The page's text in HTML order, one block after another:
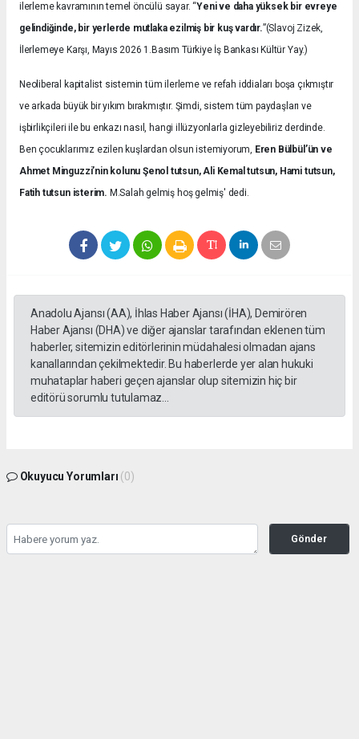
ilerleme kavramının temel öncülü sayar. “Yeni ve daha yüksek bir evreye
gelindiğinde, bir yerlerde mutlaka ezilmiş bir kuş vardır.”(Slavoj Zizek,
İlerlemeye Karşı, Mayıs 2026 1.Basım Türkiye İş Bankası Kültür Yay.)
Neoliberal kapitalist sistemin tüm ilerleme ve refah iddiaları boşa çıkmıştır
ve arkada büyük bir yıkım bırakmıştır. Şimdi, sistem tüm paydaşları ve
işbirlikçileri ile bu enkazı nasıl, hangi illüzyonlarla gizleyebiliriz derdinde.
Ben çocuklarımız ezilen kuşlardan olsun istemiyorum, Eren Bülbül’ün ve
Ahmet Minguzzi’nin kolunu Şenol tutsun, Ali Kemal tutsun, Hami tutsun,
Fatih tutsun isterim. M.Salah gelmiş hoş gelmiş' dedi.
Anadolu Ajansı (AA), İhlas Haber Ajansı (İHA), Demirören
Haber Ajansı (DHA) ve diğer ajanslar tarafından eklenen tüm
haberler, sitemizin editörlerinin müdahalesi olmadan ajans
kanallarından çekilmektedir. Bu haberlerde yer alan hukuki
muhataplar haberi geçen ajanslar olup sitemizin hiç bir
editörü sorumlu tutulamaz...
Okuyucu Yorumları (0)
Gönder